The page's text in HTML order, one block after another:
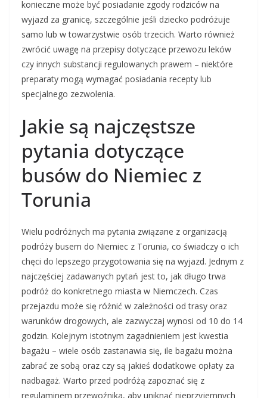
konieczne może być posiadanie zgody rodziców na
wyjazd za granicę, szczególnie jeśli dziecko podróżuje
samo lub w towarzystwie osób trzecich. Warto również
zwrócić uwagę na przepisy dotyczące przewozu leków
czy innych substancji regulowanych prawem – niektóre
preparaty mogą wymagać posiadania recepty lub
specjalnego zezwolenia.
Jakie są najczęstsze
pytania dotyczące
busów do Niemiec z
Torunia
Wielu podróżnych ma pytania związane z organizacją
podróży busem do Niemiec z Torunia, co świadczy o ich
chęci do lepszego przygotowania się na wyjazd. Jednym z
najczęściej zadawanych pytań jest to, jak długo trwa
podróż do konkretnego miasta w Niemczech. Czas
przejazdu może się różnić w zależności od trasy oraz
warunków drogowych, ale zazwyczaj wynosi od 10 do 14
godzin. Kolejnym istotnym zagadnieniem jest kwestia
bagażu – wiele osób zastanawia się, ile bagażu można
zabrać ze sobą oraz czy są jakieś dodatkowe opłaty za
nadbagaż. Warto przed podróżą zapoznać się z
regulaminem przewoźnika, aby uniknąć nieprzyjemnych